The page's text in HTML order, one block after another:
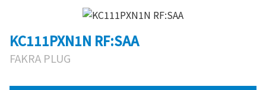
KC111PXN1N RF:SAA
FAKRA PLUG